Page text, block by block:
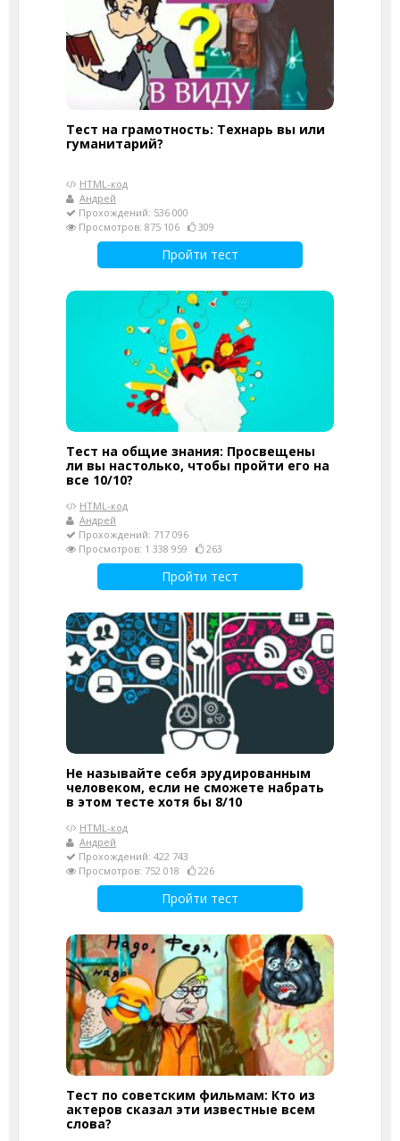
Тест на грамотность: Технарь вы или
гуманитарий?
HTML-код
Андрей
Прохождений: 536 000
Просмотров: 875 106
309
Пройти тест
Тест на общие знания: Просвещены
ли вы настолько, чтобы пройти его на
все 10/10?
HTML-код
Андрей
Прохождений: 717 096
Просмотров: 1 338 959
263
Пройти тест
Не называйте себя эрудированным
человеком, если не сможете набрать
в этом тесте хотя бы 8/10
HTML-код
Андрей
Прохождений: 422 743
Просмотров: 752 018
226
Пройти тест
Тест по советским фильмам: Кто из
актеров сказал эти известные всем
слова?